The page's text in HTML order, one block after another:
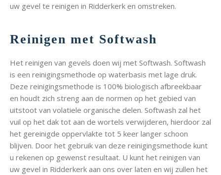
uw gevel te reinigen in Ridderkerk en omstreken.
Reinigen met Softwash
Het reinigen van gevels doen wij met Softwash. Softwash
is een reinigingsmethode op waterbasis met lage druk.
Deze reinigingsmethode is 100% biologisch afbreekbaar
en houdt zich streng aan de normen op het gebied van
uitstoot van volatiele organische delen. Softwash zal het
vuil op het dak tot aan de wortels verwijderen, hierdoor zal
het gereinigde oppervlakte tot 5 keer langer schoon
blijven. Door het gebruik van deze reinigingsmethode kunt
u rekenen op gewenst resultaat. U kunt het reinigen van
uw gevel in Ridderkerk aan ons over laten en wij zullen het